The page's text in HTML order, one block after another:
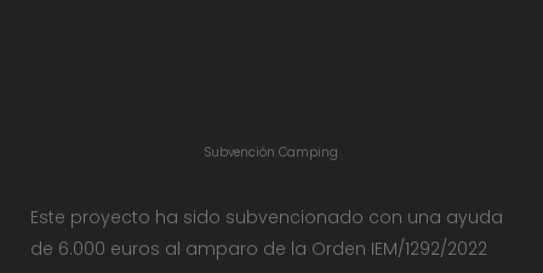
Subvención Camping
Este proyecto ha sido subvencionado con una ayuda
de 6.000 euros al amparo de la Orden IEM/1292/2022